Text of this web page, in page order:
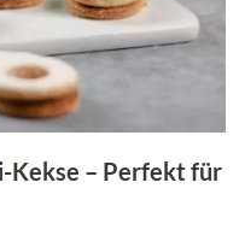
Kekse – Perfekt für